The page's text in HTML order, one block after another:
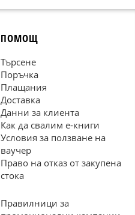
ПОМОЩ
Търсене
Поръчка
Плащания
Доставка
Данни за клиента
Как да свалим е-книги
Условия за ползване на
ваучер
Право на отказ от закупена
стока
Правилници за